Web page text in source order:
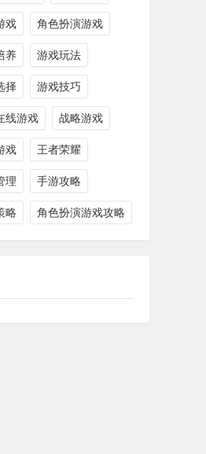
戏 角色扮演游戏
养 游戏玩法
择 游戏技巧
线游戏 战略游戏
戏 王者荣耀
理 手游攻略
略 角色扮演游戏攻略